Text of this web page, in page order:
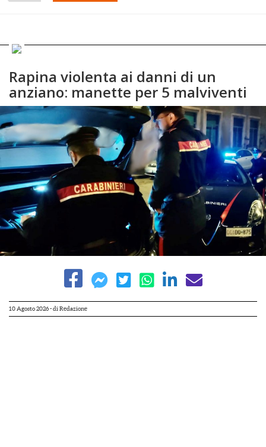
Rapina violenta ai danni di un
anziano: manette per 5 malviventi
10 Agosto 2026- di Redazione